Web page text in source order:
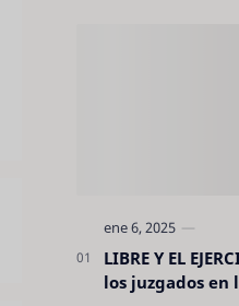
LIBRE Y EL
los juzgados en